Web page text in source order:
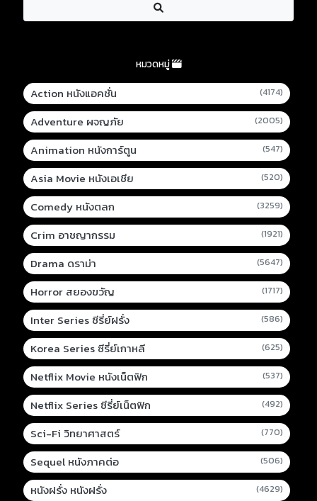
หมวดหมู่
Action หนังแอคชั่น (4174)
Adventure ผจญภัย (2005)
Animation หนังการ์ตูน (547)
Asia Movie หนังเอเชีย (520)
Comedy หนังตลก (3259)
Crim อาชญากรรม (1921)
Drama ดราม่า (5647)
Horror สยองขวัญ (1717)
Inter Series ซีรี่ย์ฝรั่ง (586)
Korea Series ซีรี่ย์เกาหลี (625)
Netflix Movie หนังเน็ตฟิก (537)
Netflix Series ซีรี่ย์เน็ตฟิก (492)
Sci-Fi วิทยาศาสตร์ (770)
Sequel หนังภาคต่อ (506)
หนังฝรั่ง หนังฝรั่ง (4629)